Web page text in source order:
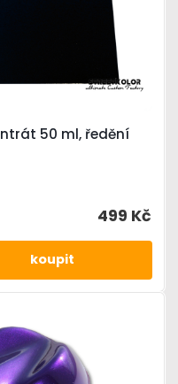
50 ml, ředění
499 Kč